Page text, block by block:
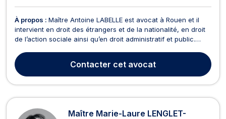
À propos : Maître Antoine LABELLE est avocat à Rouen et il
intervient en droit des étrangers et de la nationalité, en droit
de l’action sociale ainsi qu’en droit administratif et public.
étrangers et de la nationalité. Il traite les dossiers concernant
l’entrée, la demande de ti...
Contacter cet avocat
Maître Marie-Laure LENGLET-